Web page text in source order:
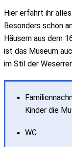
Hier erfahrt ihr
Besonders schön
Häusern aus dem
ist das Museum
im Stil der
Kinder die
WC